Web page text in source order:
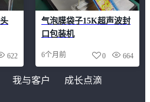
622
气泡膜袋子15K超声波封
口包装机
6个月前 664
0
我与客户 成长点滴